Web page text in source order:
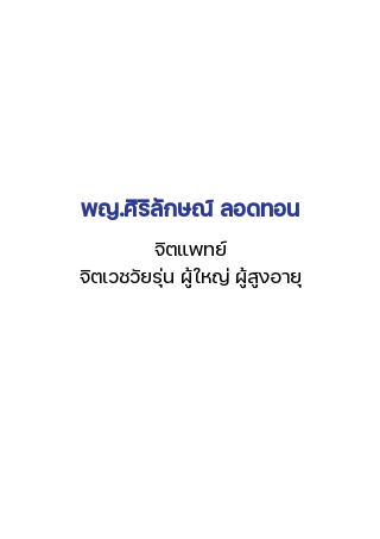
พญ.ศิริลักษณ์ ลอดทอน
จิตแพทย์
จิตเวชวัยรุ่น ผู้ใหญ่ ผู้สูงอายุ